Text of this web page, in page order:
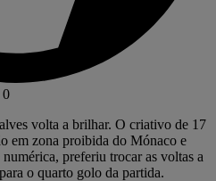
0
volta a brilhar. O criativo de 17
em zona proibida do Mónaco e
preferiu trocar as voltas a
o quarto golo da partida.